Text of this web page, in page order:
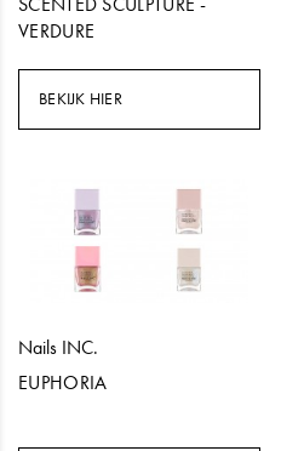
VERDURE
BEKIJK HIER
Nails INC.
EUPHORIA